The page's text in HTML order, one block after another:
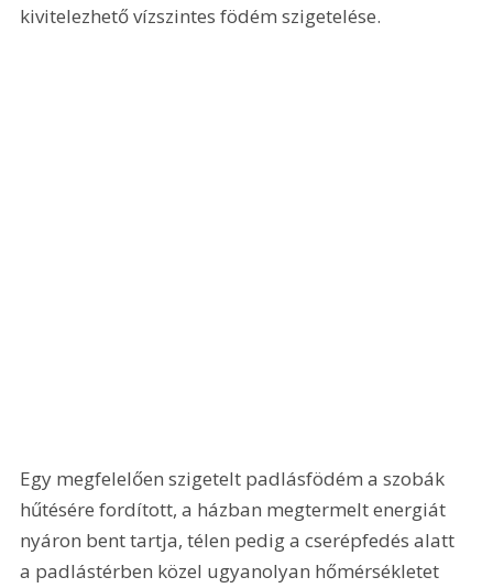
kivitelezhető vízszintes födém szigetelése.
Egy megfelelően szigetelt padlásfödém a szobák
hűtésére fordított, a házban megtermelt energiát
nyáron bent tartja, télen pedig a cserépfedés alatt
a padlástérben közel ugyanolyan hőmérsékletet